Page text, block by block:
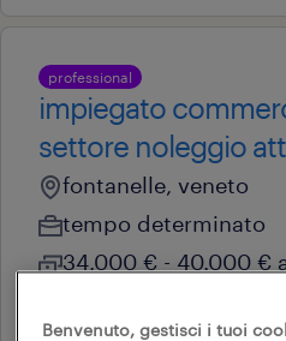
professional
impiegato
settore noleggio
fontanelle, veneto
tempo determinato
34.000 € - 40.000 €
Benvenuto, gestisci i tuoi